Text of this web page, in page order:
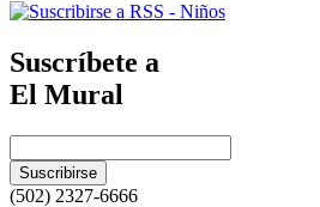
Suscríbete a
El Mural
(502) 2327-6666